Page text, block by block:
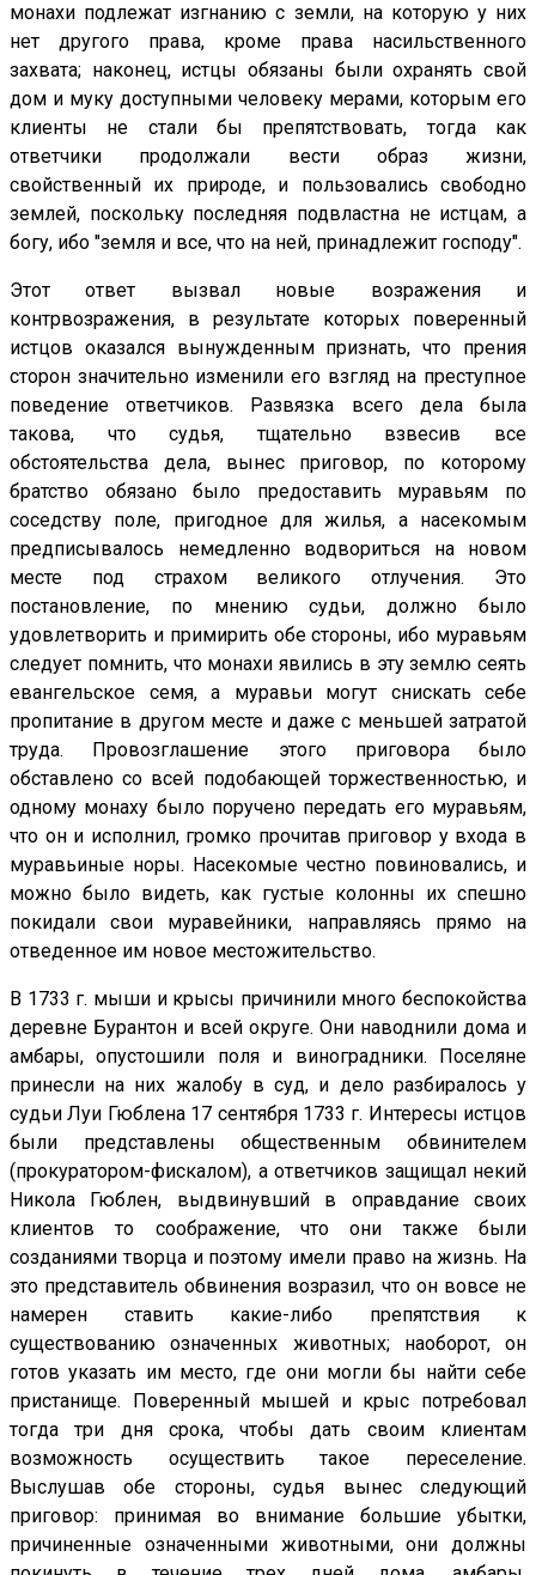
монахи подлежат изгнанию с земли, на которую у них
нет другого права, кроме права насильственного
захвата; наконец, истцы обязаны были охранять свой
дом и муку доступными человеку мерами, которым его
клиенты не стали бы препятствовать, тогда как
ответчики продолжали вести образ жизни,
свойственный их природе, и пользовались свободно
землей, поскольку последняя подвластна не истцам, а
богу, ибо "земля и все, что на ней, принадлежит господу".
Этот ответ вызвал новые возражения и
контрвозражения, в результате которых поверенный
истцов оказался вынужденным признать, что прения
сторон значительно изменили его взгляд на преступное
поведение ответчиков. Развязка всего дела была
такова, что судья, тщательно взвесив все
обстоятельства дела, вынес приговор, по которому
братство обязано было предоставить муравьям по
соседству поле, пригодное для жилья, а насекомым
предписывалось немедленно водвориться на новом
месте под страхом великого отлучения. Это
постановление, по мнению судьи, должно было
удовлетворить и примирить обе стороны, ибо муравьям
следует помнить, что монахи явились в эту землю сеять
евангельское семя, а муравьи могут снискать себе
пропитание в другом месте и даже с меньшей затратой
труда. Провозглашение этого приговора было
обставлено со всей подобающей торжественностью, и
одному монаху было поручено передать его муравьям,
что он и исполнил, громко прочитав приговор у входа в
муравьиные норы. Насекомые честно повиновались, и
можно было видеть, как густые колонны их спешно
покидали свои муравейники, направляясь прямо на
отведенное им новое местожительство.
В 1733 г. мыши и крысы причинили много беспокойства
деревне Бурантон и всей округе. Они наводнили дома и
амбары, опустошили поля и виноградники. Поселяне
принесли на них жалобу в суд, и дело разбиралось у
судьи Луи Гюблена 17 сентября 1733 г. Интересы истцов
были представлены общественным обвинителем
(прокуратором-фискалом), а ответчиков защищал некий
Никола Гюблен, выдвинувший в оправдание своих
клиентов то соображение, что они также были
созданиями творца и поэтому имели право на жизнь. На
это представитель обвинения возразил, что он вовсе не
намерен ставить какие-либо препятствия к
существованию означенных животных; наоборот, он
готов указать им место, где они могли бы найти себе
пристанище. Поверенный мышей и крыс потребовал
тогда три дня срока, чтобы дать своим клиентам
возможность осуществить такое переселение.
Выслушав обе стороны, судья вынес следующий
приговор: принимая во внимание большие убытки,
причиненные означенными животными, они должны